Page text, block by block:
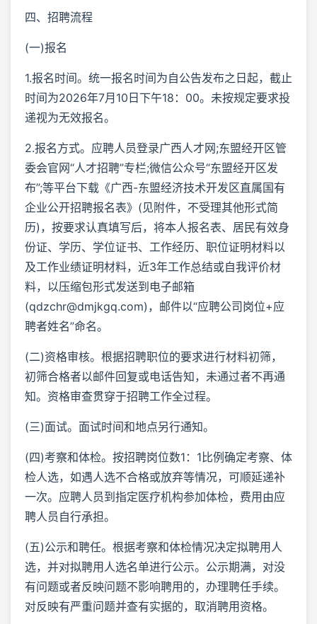
四、招聘流程
(一)报名
1.报名时间。统一报名时间为自公告发布之日起，截止
时间为2026年7月10日下午18：00。未按规定要求投
递视为无效报名。
2.报名方式。应聘人员登录广西人才网;东盟经开区管
委会官网“人才招聘”专栏;微信公众号“东盟经开区发
布”;等平台下载《广西-东盟经济技术开发区直属国有
企业公开招聘报名表》(见附件，不受理其他形式简
历)，按要求认真填写后，将本人报名表、居民有效身
份证、学历、学位证书、工作经历、职位证明材料以
及工作业绩证明材料，近3年工作总结或自我评价材
料，以压缩包形式发送到电子邮箱
(qdzchr@dmjkgq.com)，邮件以“应聘公司岗位+应
聘者姓名”命名。
(二)资格审核。根据招聘职位的要求进行材料初筛，
初筛合格者以邮件回复或电话告知，未通过者不再通
知。资格审查贯穿于招聘工作全过程。
(三)面试。面试时间和地点另行通知。
(四)考察和体检。按招聘岗位数1：1比例确定考察、体
检人选，如遇人选不合格或放弃等情况，可顺延递补
一次。应聘人员到指定医疗机构参加体检，费用由应
聘人员自行承担。
(五)公示和聘任。根据考察和体检情况决定拟聘用人
选，并对拟聘用人选名单进行公示。公示期满，对没
有问题或者反映问题不影响聘用的，办理聘任手续。
对反映有严重问题并查有实据的，取消聘用资格。